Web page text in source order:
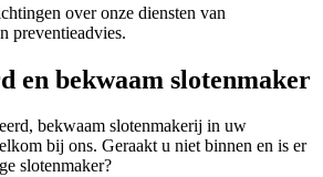
over onze diensten van
preventieadvies.
en bekwaam slotenmaker
bekwaam slotenmakerij in uw
bij ons. Geraakt u niet binnen en is er
slotenmaker?